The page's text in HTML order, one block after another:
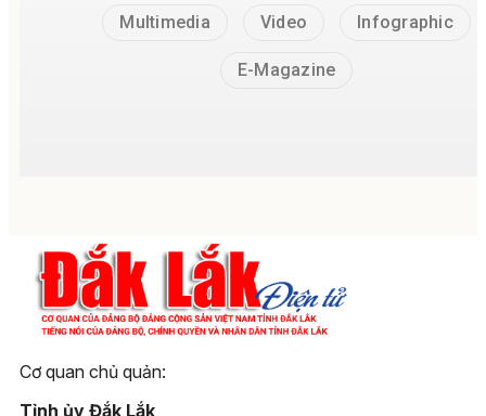
Multimedia Video Infographic
E-Magazine
Cơ quan chủ quản:
Tỉnh ủy Đắk Lắk